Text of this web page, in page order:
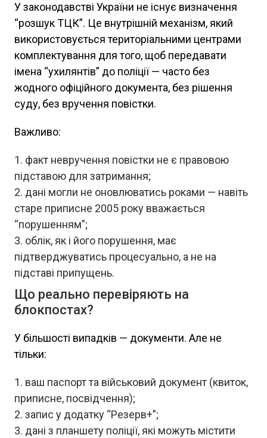
У законодавстві України не існує визначення
“розшук ТЦК”. Це внутрішній механізм, який
використовується територіальними центрами
комплектування для того, щоб передавати
імена “ухилянтів” до поліції — часто без
жодного офіційного документа, без рішення
суду, без вручення повістки.
Важливо:
факт невручення повістки не є правовою
підставою для затримання;
дані могли не оновлюватись роками — навіть
старе приписне 2005 року вважається
“порушенням”;
облік, як і його порушення, має
підтверджуватись процесуально, а не на
підставі припущень.
Що реально перевіряють на
блокпостах?
У більшості випадків — документи. Але не
тільки:
ваш паспорт та військовий документ (квиток,
приписне, посвідчення);
запис у додатку “Резерв+”;
дані з планшету поліції, які можуть містити